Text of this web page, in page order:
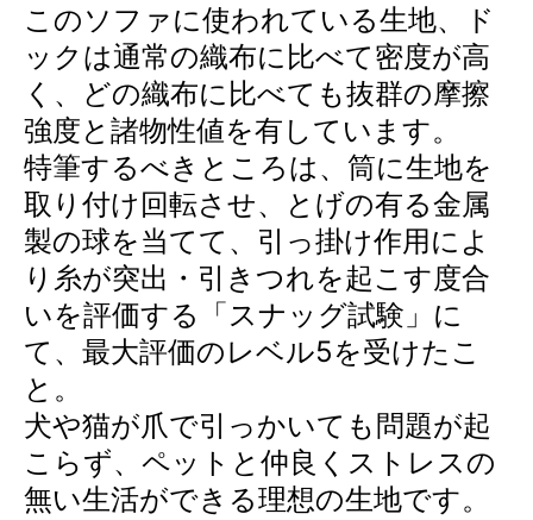
このソファに使われている生地、ド
ックは通常の織布に比べて密度が高
く、どの織布に比べても抜群の摩擦
強度と諸物性値を有しています。
特筆するべきところは、筒に生地を
取り付け回転させ、とげの有る金属
製の球を当てて、引っ掛け作用によ
り糸が突出・引きつれを起こす度合
いを評価する「スナッグ試験」に
て、最大評価のレベル5を受けたこ
と。
犬や猫が爪で引っかいても問題が起
こらず、ペットと仲良くストレスの
無い生活ができる理想の生地です。